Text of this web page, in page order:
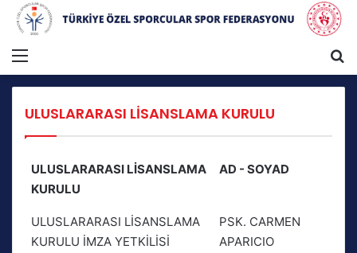
ULUSLARARASI LİSANSLAMA KURULU
ULUSLARARASI LİSANSLAMA
KURULU
AD - SOYAD
ULUSLARARASI LİSANSLAMA
KURULU İMZA YETKİLİSİ
PSK. CARMEN
APARICIO